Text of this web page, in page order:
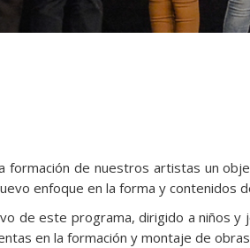
formación de nuestros artistas un
enfoque en la forma y contenidos
de este programa, dirigido a niños y
en la formación y montaje de